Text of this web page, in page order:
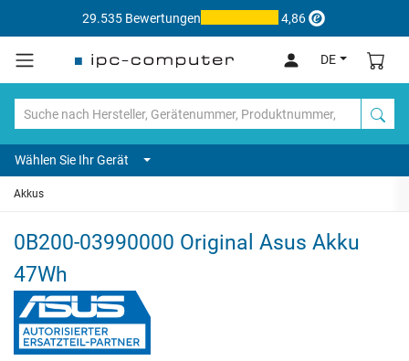
29.535 Bewertungen 4,86
DE
Wählen Sie Ihr Gerät
Akkus
0B200-03990000 Original Asus Akku
47Wh